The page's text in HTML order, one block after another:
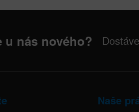
u nás nového?
Naše